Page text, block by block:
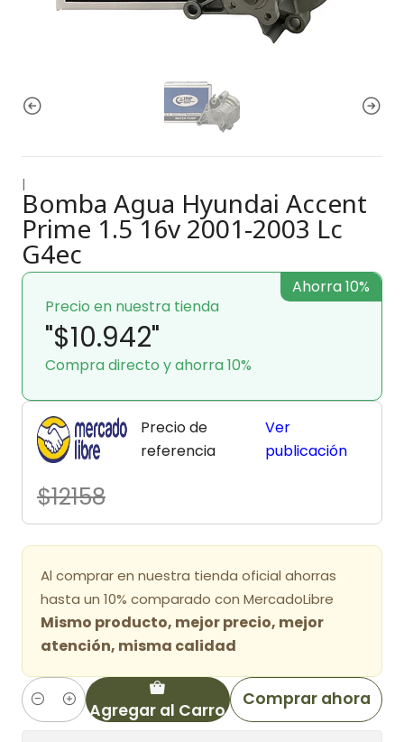
|
Bomba Agua Hyundai Accent
Prime 1.5 16v 2001-2003 Lc
G4ec
Precio en nuestra tienda
"$10.942"
Compra directo y ahorra 10%
Ahorra 10%
Precio de
referencia
$12158
Ver
publicación
Al comprar en nuestra tienda oficial ahorras
hasta un 10% comparado con MercadoLibre
Mismo producto, mejor precio, mejor
atención, misma calidad
Cantidad Agregar al Carro
Comprar ahora